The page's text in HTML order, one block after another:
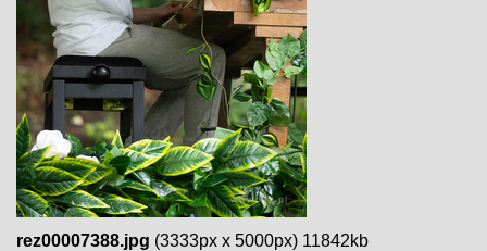
rez00007388.jpg (3333px x 5000px) 11842kb